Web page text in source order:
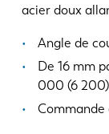
acier doux
Angle de
De 16 mm
000 (6
Actualités
Découvrez
Témoignages